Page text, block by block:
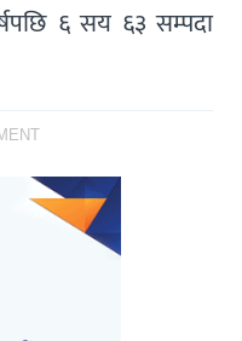
६ सय ६३ सम्पदा